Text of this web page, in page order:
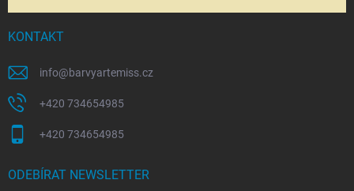
KONTAKT
info@barvyartemiss.cz
+420 734654985
+420 734654985
ODEBÍRAT NEWSLETTER